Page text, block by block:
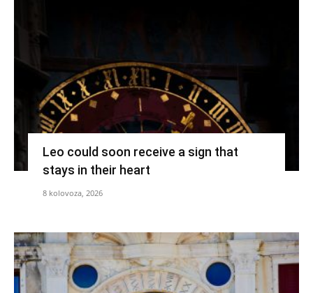
Leo could soon receive a sign that
stays in their heart
8 kolovoza, 2026